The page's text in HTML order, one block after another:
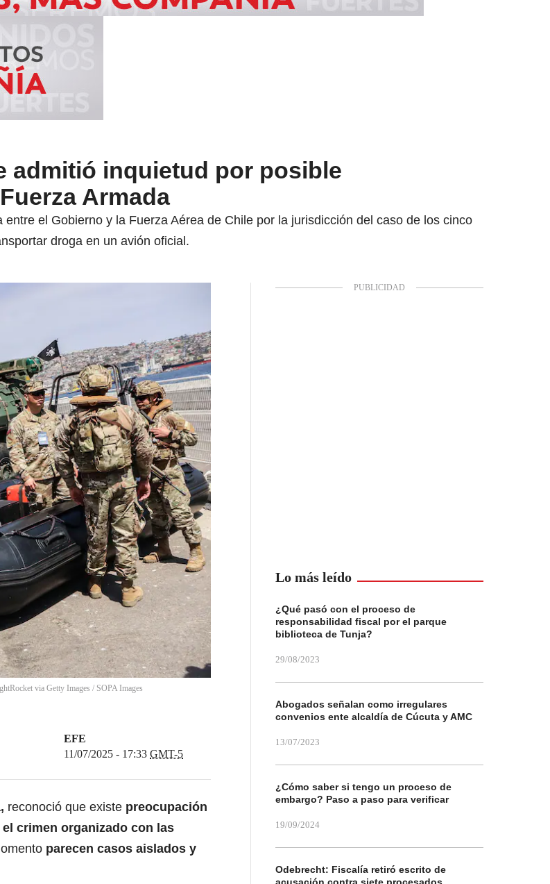
admitió inquietud por posible
Armada
el Gobierno y la Fuerza Aérea de Chile por la jurisdicción del caso de los cinco
droga en un avión oficial.
via Getty Images / SOPA Images
EFE
11/07/2025 - 17:33 GMT-5
reconoció que existe preocupación
el crimen organizado con las
parecen casos aislados y
Lo más leído
¿Qué pasó con el proceso de
responsabilidad fiscal por el parque
biblioteca de Tunja?
29/08/2023
Abogados señalan como irregulares
convenios ente alcaldía de Cúcuta y AMC
13/07/2023
¿Cómo saber si tengo un proceso de
embargo? Paso a paso para verificar
19/09/2024
Odebrecht: Fiscalía retiró escrito de